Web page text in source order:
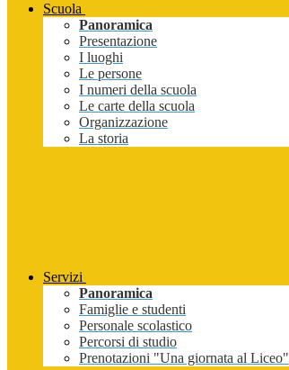
Scuola
Panoramica
Presentazione
I luoghi
Le persone
I numeri della scuola
Le carte della scuola
Organizzazione
La storia
Servizi
Panoramica
Famiglie e studenti
Personale scolastico
Percorsi di studio
Prenotazioni "Una giornata al Liceo"